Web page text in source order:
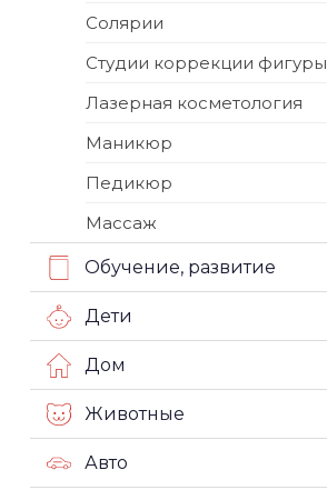
Солярии
Студии коррекции фигуры
Лазерная косметология
Маникюр
Педикюр
Массаж
Обучение, развитие
Дети
Дом
Животные
Авто